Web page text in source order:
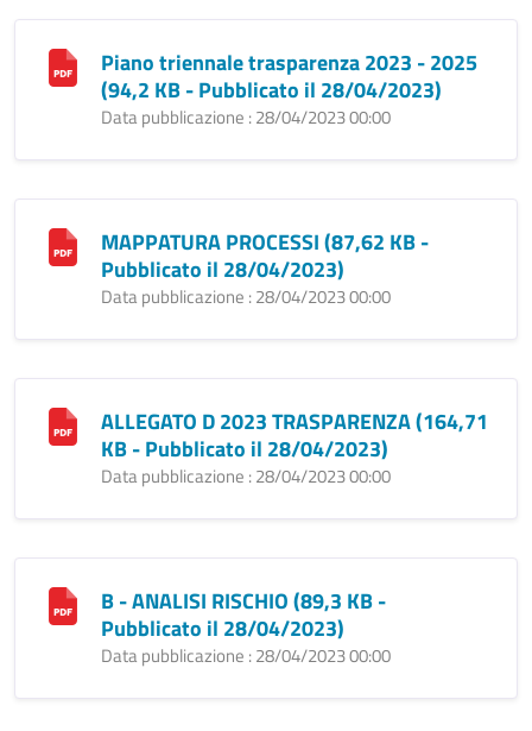
Piano triennale trasparenza 2023 - 2025
(94,2 KB - Pubblicato il 28/04/2023)
Data pubblicazione : 28/04/2023 00:00
MAPPATURA PROCESSI (87,62 KB -
Pubblicato il 28/04/2023)
Data pubblicazione : 28/04/2023 00:00
ALLEGATO D 2023 TRASPARENZA (164,71
KB - Pubblicato il 28/04/2023)
Data pubblicazione : 28/04/2023 00:00
B - ANALISI RISCHIO (89,3 KB -
Pubblicato il 28/04/2023)
Data pubblicazione : 28/04/2023 00:00